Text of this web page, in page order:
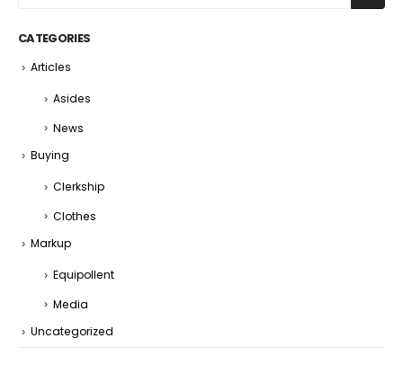
CATEGORIES
Articles
Asides
News
Buying
Clerkship
Clothes
Markup
Equipollent
Media
Uncategorized